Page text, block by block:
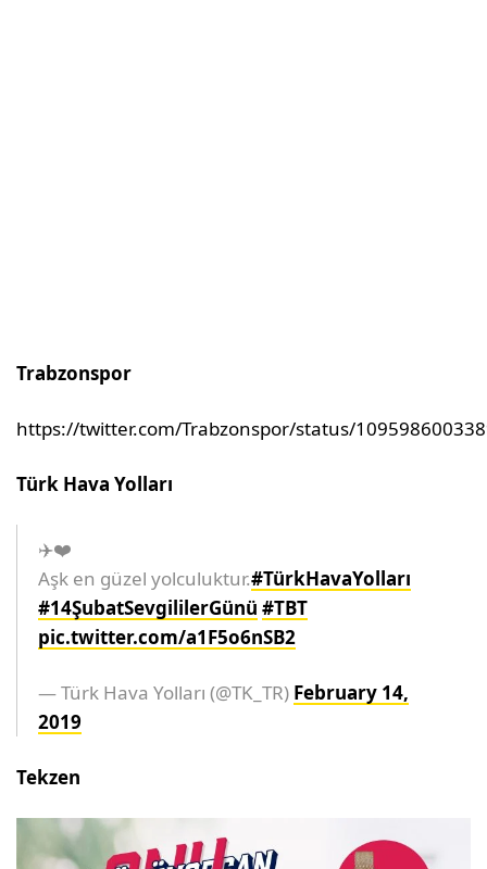
Trabzonspor
https://twitter.com/Trabzonspor/status/
Türk Hava Yolları
✈️❤️
Aşk en güzel yolculuktur.#TürkHavaYolları
#14ŞubatSevgililerGünü #TBT
pic.twitter.com/a1F5o6nSB2
— Türk Hava Yolları (@TK_TR) February 14,
2019
Tekzen